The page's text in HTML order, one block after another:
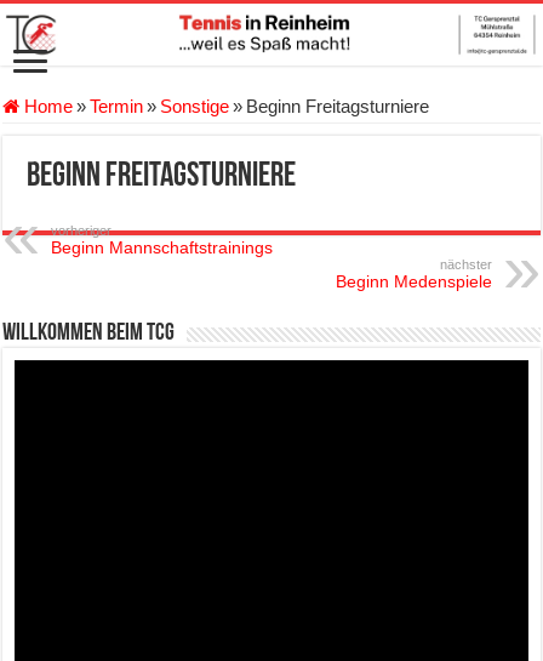
Home»Termin» Sonstige» Beginn Freitagsturniere
Beginn Freitagsturniere
vorheriger
Beginn Mannschaftstrainings
nächster
Beginn Medenspiele
Willkommen beim TCG